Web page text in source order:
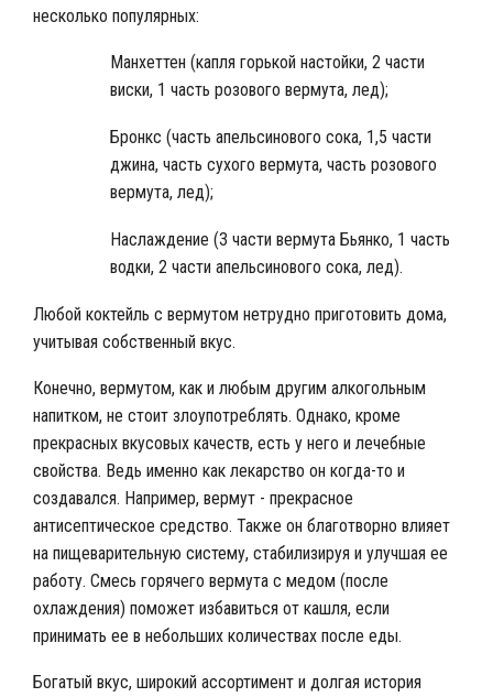
несколько популярных:
Манхеттен (капля горькой настойки, 2 части
виски, 1 часть розового вермута, лед);
Бронкс (часть апельсинового сока, 1,5 части
джина, часть сухого вермута, часть розового
вермута, лед);
Наслаждение (3 части вермута Бьянко, 1 часть
водки, 2 части апельсинового сока, лед).
Любой коктейль с вермутом нетрудно приготовить дома,
учитывая собственный вкус.
Конечно, вермутом, как и любым другим алкогольным
напитком, не стоит злоупотреблять. Однако, кроме
прекрасных вкусовых качеств, есть у него и лечебные
свойства. Ведь именно как лекарство он когда-то и
создавался. Например, вермут - прекрасное
антисептическое средство. Также он благотворно влияет
на пищеварительную систему, стабилизируя и улучшая ее
работу. Смесь горячего вермута с медом (после
охлаждения) поможет избавиться от кашля, если
принимать ее в небольших количествах после еды.
Богатый вкус, широкий ассортимент и долгая история